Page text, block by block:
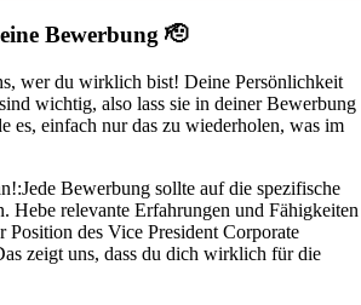
Bewerbung 🫡
wer du wirklich bist! Deine Persönlichkeit
wichtig, also lass sie in deiner Bewerbung
es, einfach nur das zu wiederholen, was im
Jede Bewerbung sollte auf die spezifische
Hebe relevante Erfahrungen und Fähigkeiten
Position des Vice President Corporate
zeigt uns, dass du dich wirklich für die